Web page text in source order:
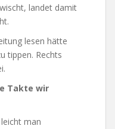
landet damit
lesen hätte
tippen. Rechts
Takte wir
man